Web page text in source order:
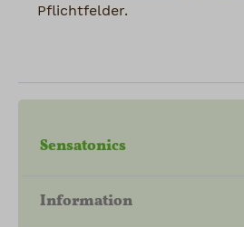
Pflichtfelder.
Sensatonics
Information